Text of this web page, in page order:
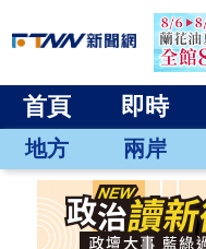
首頁 即時
地方 兩岸